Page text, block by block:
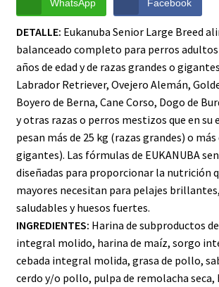
WhatsApp Facebook
DETALLE: Eukanuba Senior Large Breed
balanceado completo para perros adultos
años de edad y de razas grandes o
Labrador Retriever, Ovejero Alemán,
Boyero de Berna, Cane Corso, Dogo de
y otras razas o perros mestizos que en su
pesan más de 25 kg (razas grandes) o
gigantes). Las fórmulas de EUKANUBA
diseñadas para proporcionar la nutrición
mayores necesitan para pelajes
saludables y huesos fuertes.
INGREDIENTES: Harina de subproductos
integral molido, harina de maíz, sorgo
cebada integral molida, grasa de pollo,
cerdo y/o pollo, pulpa de remolacha seca,